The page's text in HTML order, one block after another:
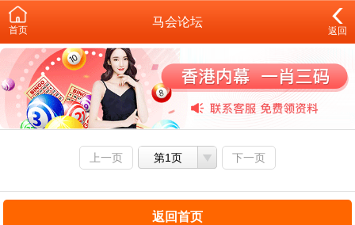
首页
马会论坛
返回
上一页 第1页 下一页
返回首页